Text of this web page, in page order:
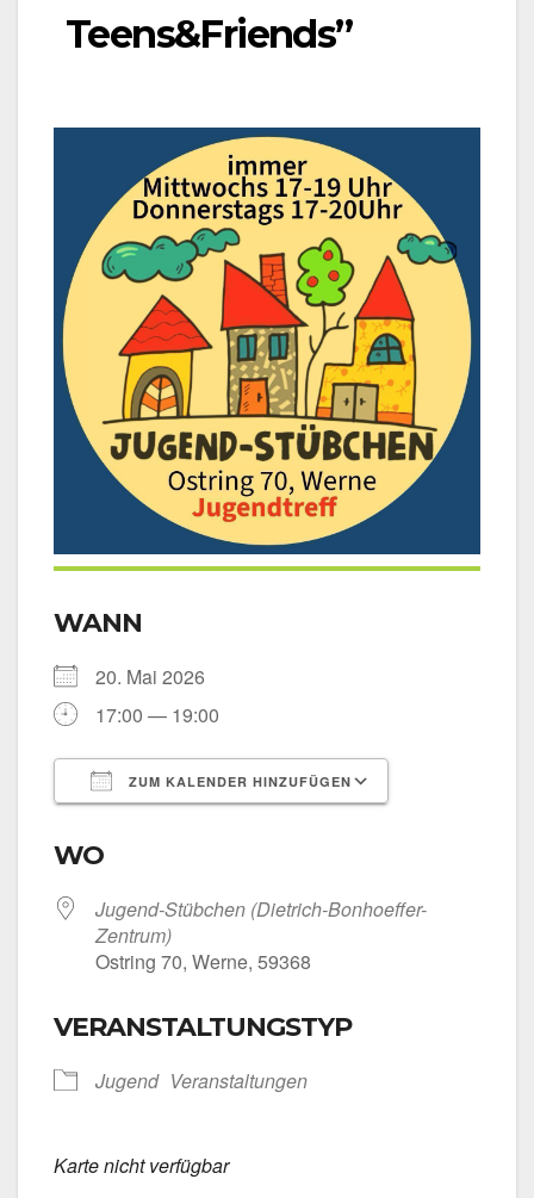
Teens&Friends”
WANN
20. Mai 2026
17:00 — 19:00
ZUM KALENDER HINZUFÜGEN
WO
Jugend-Stübchen (Dietrich-Bonhoeffer-
Zentrum)
Ost­ring 70, Wer­ne, 59368
VERANSTALTUNGSTYP
Jugend Ver­an­stal­tun­gen
Kar­te nicht ver­füg­bar